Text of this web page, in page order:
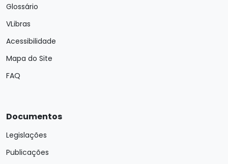
Glossário
VLibras
Acessibilidade
Mapa do Site
FAQ
Documentos
Legislações
Publicações